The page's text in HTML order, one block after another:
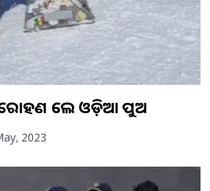
କଲେ ଓଡ଼ିଆ ପୁଅ
2023